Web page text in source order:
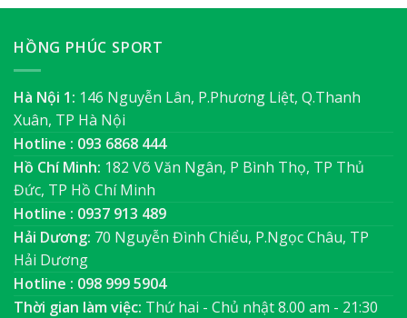
HỒNG PHÚC SPORT
Hà Nội 1: 146 Nguyễn Lân, P.Phương Liệt, Q.Thanh
Xuân, TP Hà Nội
Hotline : 093 6868 444
Hồ Chí Minh: 182 Võ Văn Ngân, P Bình Thọ, TP Thủ
Đức, TP Hồ Chí Minh
Hotline : 0937 913 489
Hải Dương: 70 Nguyễn Đình Chiểu, P.Ngọc Châu, TP
Hải Dương
Hotline : 098 999 5904
Thời gian làm việc: Thứ hai - Chủ nhật 8.00 am - 21:30